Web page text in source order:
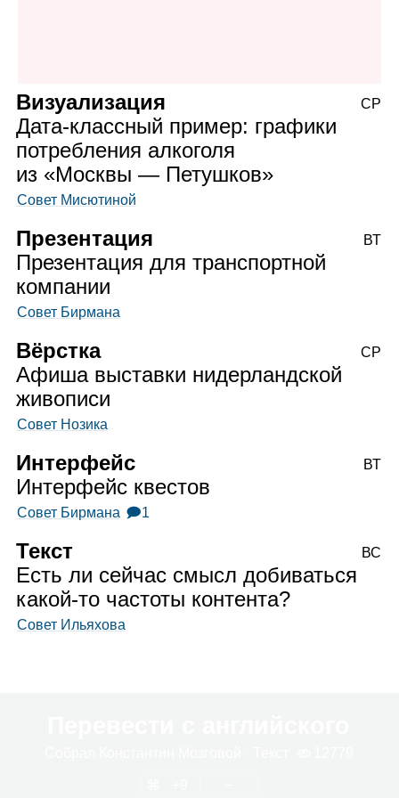
Визуализация
Дата‑классный пример: графики
потребления алкоголя
из «Москвы — Петушков»
Совет Мисютиной
СР
Презентация
Презентация для транспортной
компании
Совет Бирмана
ВТ
Вёрстка
Афиша выставки нидерландской
живописи
Совет Нозика
СР
Интерфейс
Интерфейс квестов
Совет Бирмана 🗩1
ВТ
Текст
Есть ли сейчас смысл добиваться
какой‑то частоты контента?
Совет Ильяхова
ВС